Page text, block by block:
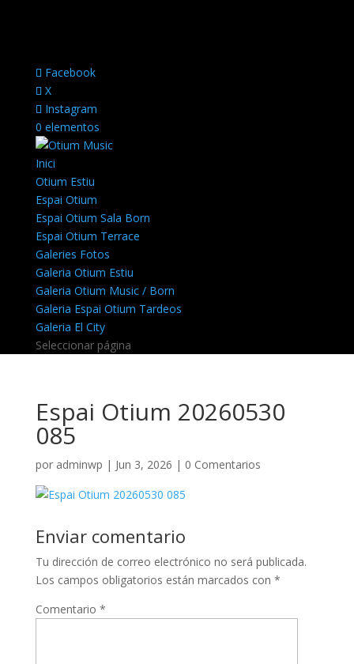
Facebook
X
Instagram
0 elementos
Inici
Otium Estiu
Espai Otium
Espai Otium Sala Born
Espai Otium Terrace
Galeries Fotos
Galeria Otium Estiu
Galeria Otium Music / Born
Galeria Espai Otium Tardeos
Galeria El City
Seleccionar página
Espai Otium 20260530
085
por adminwp | Jun 3, 2026 | 0 Comentarios
Enviar comentario
Tu dirección de correo electrónico no será publicada.
Los campos obligatorios están marcados con *
Comentario *